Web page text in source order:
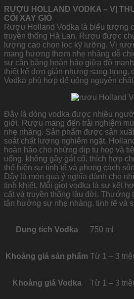
RƯỢU HOLLAND VODKA – VỊ
CỐI XAY GIÓ
Rượu Holland Vodka là biểu tượng
truyền thống Hà Lan. Rượu được
lượng cao chọn lọc kỹ lưỡng. Vị
mang hương thơm nhẹ nhàng dễ
sự cân bằng hoàn hảo giữa độ
thiết kế đơn giản nhưng sang trọng,
Vodka phù hợp để uống nguyên
Đây là dòng vodka được nhiều
giới. Rượu mang đến trải nghiệm
nhẹ nhàng. Sản phẩm được sản
soát chất lượng nghiêm ngặt.
hoàn hảo cho những dịp tụ họp và
uống, không gây gắt cổ, thích hợp
thể hiện sự tinh tế và phong cách
Đây là món quà ý nghĩa dành cho
tinh khiết. Mỗi giọt vodka là sự kết
cất và truyền thống lâu đời. Thưởng
tận hưởng sự nhẹ nhàng, tinh tế và
Dung tích Vodka 750 ml
Khoảng giá sản phẩm Từ 1 – 3
Khoảng giá Vodka Từ 1 – 3